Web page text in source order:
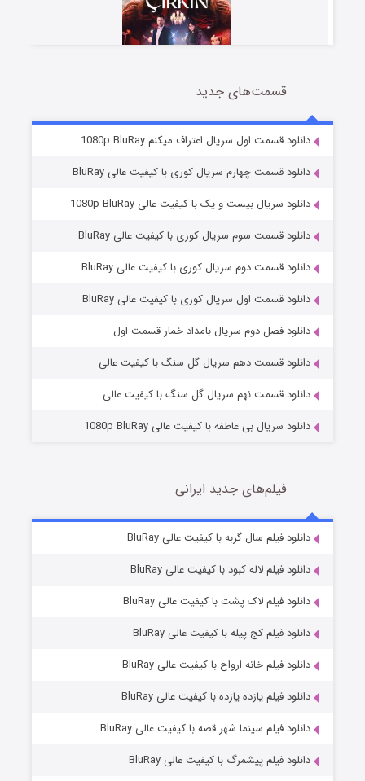
سریال زشت
قسمت2 (زیرنویس) منتشر شد
مردگان متحرک: شهر مرده ۳
قسمت2 (زیرنویس) منتشر شد
قسمت7 (زیرنویس) منتشر شد
شوگر فصل ۲
قسمت‌های جدید
دانلود قسمت اول سریال اعتراف میکنم 1080p BluRay
دانلود قسمت چهارم سریال کوری با کیفیت عالی BluRay
دانلود سریال بیست و یک با کیفیت عالی 1080p BluRay
دانلود قسمت سوم سریال کوری با کیفیت عالی BluRay
دانلود قسمت دوم سریال کوری با کیفیت عالی BluRay
دانلود قسمت اول سریال کوری با کیفیت عالی BluRay
دانلود فصل دوم سریال بامداد خمار قسمت اول
دانلود قسمت دهم سریال گل سنگ با کیفیت عالی
دانلود قسمت نهم سریال گل سنگ با کیفیت عالی
دانلود سریال بی عاطفه با کیفیت عالی 1080p BluRay
فیلم‌های جدید ایرانی
دانلود فیلم سال گربه با کیفیت عالی BluRay
دانلود فیلم لاله کبود با کیفیت عالی BluRay
دانلود فیلم لاک پشت با کیفیت عالی BluRay
دانلود فیلم کج‌ پیله با کیفیت عالی BluRay
دانلود فیلم خانه ارواح با کیفیت عالی BluRay
دانلود فیلم یازده یازده با کیفیت عالی BluRay
دانلود فیلم سینما شهر قصه با کیفیت عالی BluRay
دانلود فیلم پیشمرگ با کیفیت عالی BluRay